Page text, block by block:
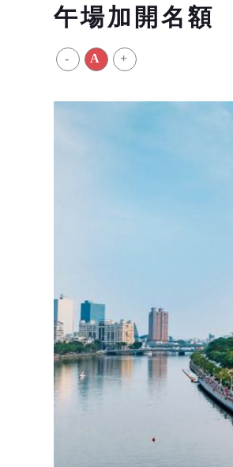
午場加開名額
- A +